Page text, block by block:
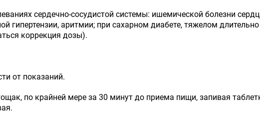
сердечно-сосудистой системы: ишемической болезни
гипертензии, аритмии; при сахарном диабете, тяжелом
коррекция дозы).
от показаний.
по крайней мере за 30 минут до приема пищи, запивая